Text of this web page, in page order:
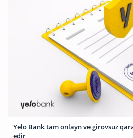
Yelo Bank tam onlayn və girovsuz
edir